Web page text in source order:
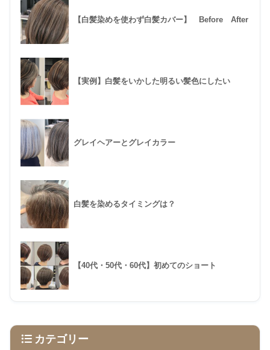
【白髪染めを使わず白髪カバー】 Before After
【実例】白髪をいかした明るい髪色にしたい
グレイヘアーとグレイカラー
白髪を染めるタイミングは？
【40代・50代・60代】初めてのショート
カテゴリー